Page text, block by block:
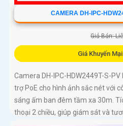
CAMERA DH-IPC-
Giá Bán:
Giá Khuyến
Camera DH-IPC-HDW2449T-S-
trợ PoE cho hình ảnh sắc nét với
sáng ấm ban đêm tầm xa 30m.
thoại 2 chiều, giúp giám sát và